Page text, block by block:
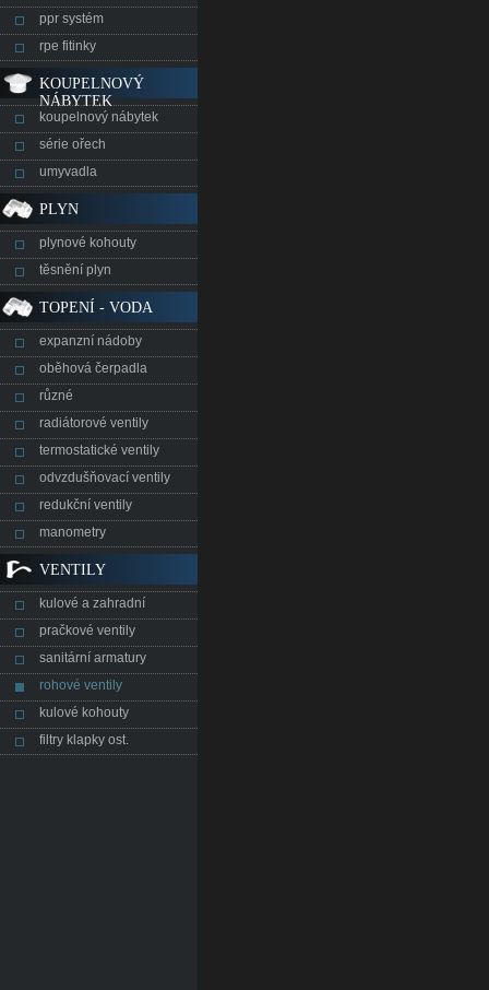
ppr systém
rpe fitinky
KOUPELNOVÝ
NÁBYTEK
koupelnový nábytek
série ořech
umyvadla
PLYN
plynové kohouty
těsnění plyn
TOPENÍ - VODA
expanzní nádoby
oběhová čerpadla
různé
radiátorové ventily
termostatické ventily
odvzdušňovací ventily
redukční ventily
manometry
VENTILY
kulové a zahradní
pračkové ventily
sanitární armatury
rohové ventily
kulové kohouty
filtry klapky ost.